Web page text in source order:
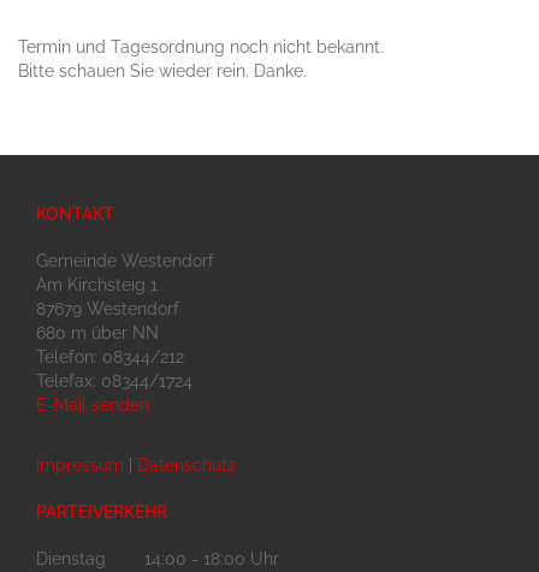
Termin und Tagesordnung noch nicht bekannt.
Bitte schauen Sie wieder rein. Danke.
KONTAKT
Gemeinde Westendorf
Am Kirchsteig 1
87679 Westendorf
680 m über NN
Telefon: 08344/212
Telefax: 08344/1724
E-Mail senden
Impressum Datenschutz
PARTEIVERKEHR
Dienstag 14:00 - 18:00 Uhr